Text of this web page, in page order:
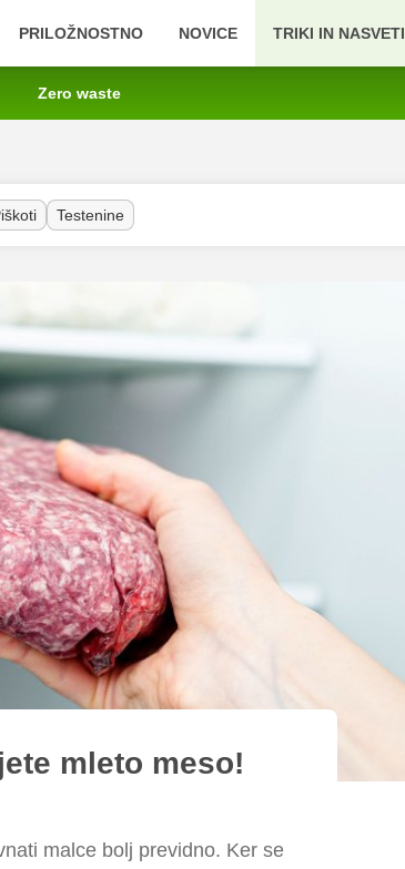
PRILOŽNOSTNO NOVICE TRIKI IN NASVETI
Zero waste
Testenine
mleto meso!
malce bolj previdno. Ker se